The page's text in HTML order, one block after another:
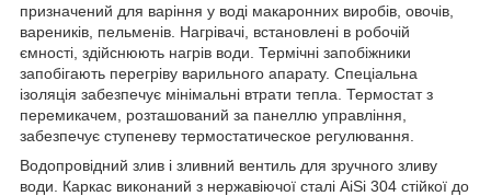
призначений для варіння у воді макаронних виробів, овочів,
вареників, пельменів. Нагрівачі, встановлені в робочій
ємності, здійснюють нагрів води. Термічні запобіжники
запобігають перегріву варильного апарату. Спеціальна
ізоляція забезпечує мінімальні втрати тепла. Термостат з
перемикачем, розташований за панеллю управління,
забезпечує ступеневу термостатическое регулювання.
Водопровідний злив і зливний вентиль для зручного зливу
води. Каркас виконаний з нержавіючої сталі АіЅі 304 стійкої до